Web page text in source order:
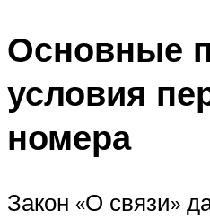
Основные
условия
номера
Закон «О связи»